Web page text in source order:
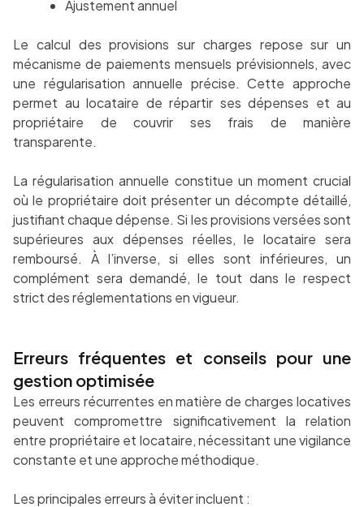
Ajustement annuel
Le calcul des provisions sur charges repose sur un
mécanisme de paiements mensuels prévisionnels, avec
une régularisation annuelle précise. Cette approche
permet au locataire de répartir ses dépenses et au
propriétaire de couvrir ses frais de manière
transparente.
La régularisation annuelle constitue un moment crucial
où le propriétaire doit présenter un décompte détaillé,
justifiant chaque dépense. Si les provisions versées sont
supérieures aux dépenses réelles, le locataire sera
remboursé. À l’inverse, si elles sont inférieures, un
complément sera demandé, le tout dans le respect
strict des réglementations en vigueur.
Erreurs fréquentes et conseils pour une
gestion optimisée
Les erreurs récurrentes en matière de charges locatives
peuvent compromettre significativement la relation
entre propriétaire et locataire, nécessitant une vigilance
constante et une approche méthodique.
Les principales erreurs à éviter incluent :